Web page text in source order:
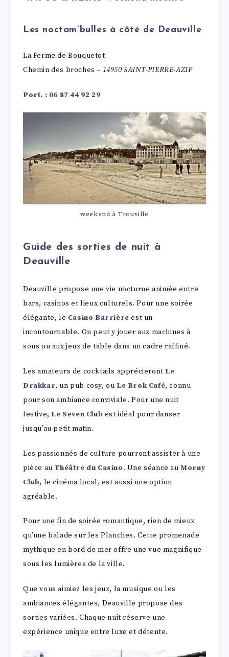
Les noctam’bulles à côté de Deauville
La Ferme de Bouquetot
Chemin des broches – 14950 SAINT-PIERRE-AZIF
Port. : 06 87 44 92 29
weekend à Trouville
Guide des sorties de nuit à
Deauville
Deauville propose une vie nocturne animée entre
bars, casinos et lieux culturels. Pour une soirée
élégante, le Casino Barrière est un
incontournable. On peut y jouer aux machines à
sous ou aux jeux de table dans un cadre raffiné.
Les amateurs de cocktails apprécieront Le
Drakkar, un pub cosy, ou Le Brok Café, connu
pour son ambiance conviviale. Pour une nuit
festive, Le Seven Club est idéal pour danser
jusqu’au petit matin.
Les passionnés de culture pourront assister à une
pièce au Théâtre du Casino. Une séance auMorny
Club, le cinéma local, est aussi une option
agréable.
Pour une fin de soirée romantique, rien de mieux
qu’une balade sur les Planches. Cette promenade
mythique en bord de mer offre une vue magnifique
sous les lumières de la ville.
Que vous aimiez les jeux, la musique ou les
ambiances élégantes, Deauville propose des
sorties variées. Chaque nuit réserve une
expérience unique entre luxe et détente.